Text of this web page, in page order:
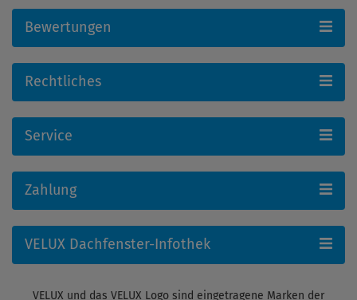
Bewertungen
Rechtliches
Service
Zahlung
VELUX Dachfenster-Infothek
VELUX und das VELUX Logo sind eingetragene Marken der